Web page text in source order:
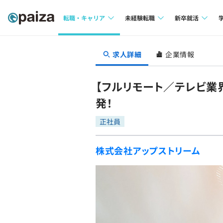
転職・キャリア
転職成功ガイド
未経験転職
求人検索
転職成功ガイド
新卒就活
本選考
インターン
インタビュー
就活成功ガイド
求人詳細 企業情報
【フルリモート／テレビ
発！
正社員
株式会社アップストリーム